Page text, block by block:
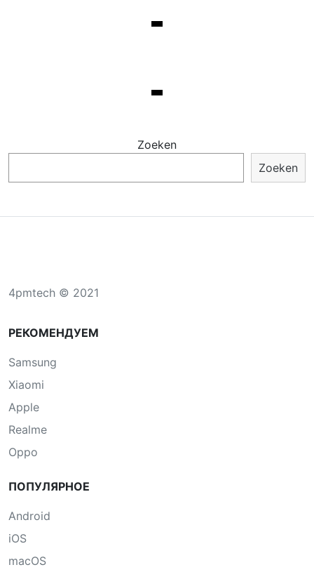
Zoeken
Zoeken
4pmtech © 2021
РЕКОМЕНДУЕМ
Samsung
Xiaomi
Apple
Realme
Oppo
ПОПУЛЯРНОЕ
Android
iOS
macOS